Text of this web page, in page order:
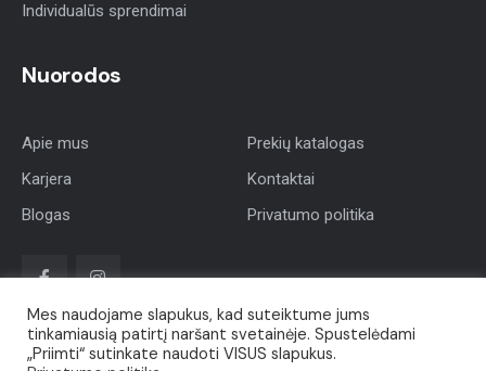
Individualūs sprendimai
Nuorodos
Apie mus
Karjera
Blogas
Prekių katalogas
Kontaktai
Privatumo politika
Mes naudojame slapukus, kad suteiktume jums
tinkamiausią patirtį naršant svetainėje. Spustelėdami
„Priimti“ sutinkate naudoti VISUS slapukus.